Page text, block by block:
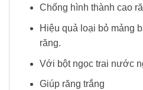
Chống hình thành cao
Hiệu quả loại bỏ mảng
răng.
Với bột ngọc trai nước
Giúp răng trắng